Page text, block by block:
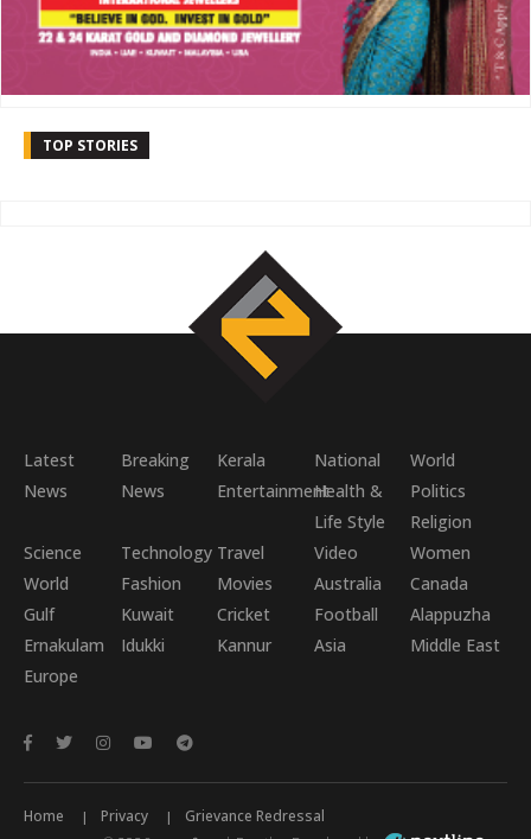
TOP STORIES
Latest
News
Breaking
News
Kerala National
World
EntertainmentHealth &
Life Style
Politics
Religion
Science
World
Technology Travel Video
Women
Fashion
Movies Australia
Canada
Gulf
Kuwait Cricket Football
Alappuzha
Ernakulam
Idukki Kannur Asia
Middle East
Europe
Home Privacy
Grievance Redressal